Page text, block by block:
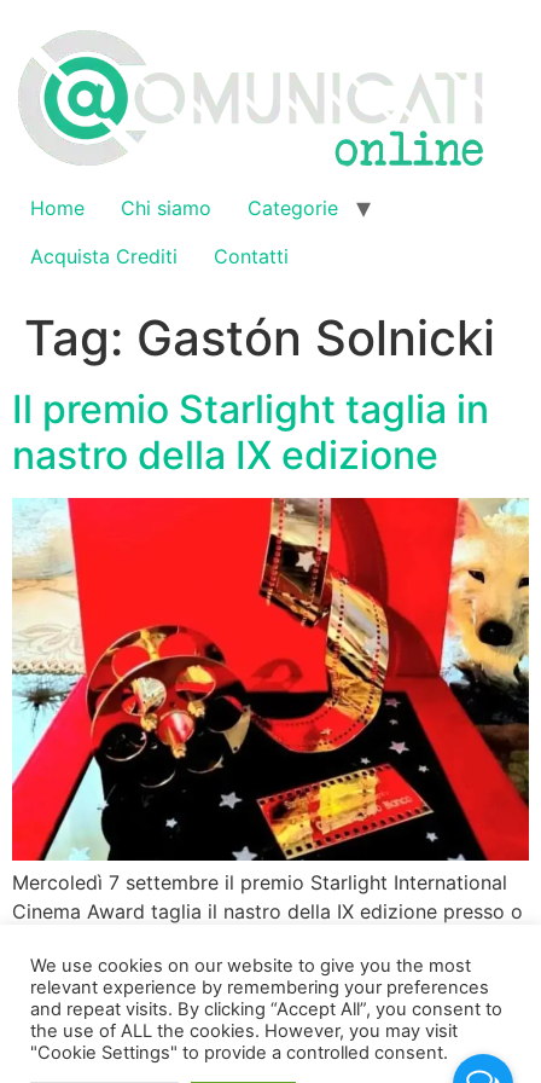
contenuto
Home Chi siamo
Categorie
Acquista Crediti
Contatti
Tag: Gastón Solnicki
Il premio Starlight taglia in
nastro della IX edizione
Mercoledì 7 settembre il premio Starlight International
Cinema Award taglia il nastro della IX edizione presso o
International Cinema Award taglia il nastro della IX
edizione, divenendo un punto di riferimento
imprescindibile per il mondo dell’Arte e della Cultura
mondiale. Anche quest’anno, i riconoscimenti saranno
We use cookies on our website to give you the most
relevant experience by remembering your preferences
and repeat visits. By clicking “Accept All”, you consent to
the use of ALL the cookies. However, you may visit
"Cookie Settings" to provide a controlled consent.